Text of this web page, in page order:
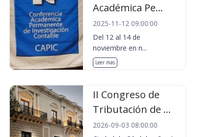
Académica Pe...
2025-11-12 09:00:00
Del 12 al 14 de
noviembre en n...
Leer más
II Congreso de
Tributación de ...
2026-09-03 08:00:00